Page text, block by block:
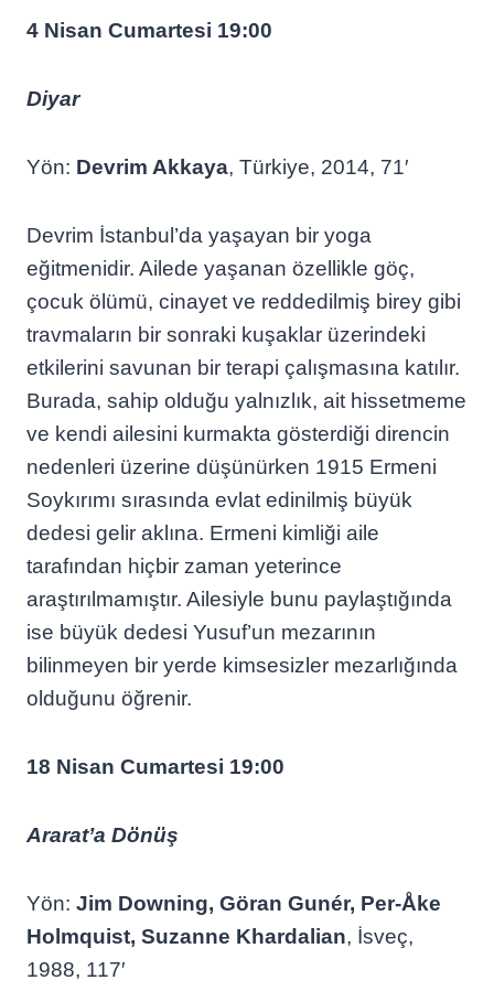
4 Nisan Cumartesi 19:00
Diyar
Yön: Devrim Akkaya, Türkiye, 2014, 71′
Devrim İstanbul’da yaşayan bir yoga
eğitmenidir. Ailede yaşanan özellikle göç,
çocuk ölümü, cinayet ve reddedilmiş birey gibi
travmaların bir sonraki kuşaklar üzerindeki
etkilerini savunan bir terapi çalışmasına katılır.
Burada, sahip olduğu yalnızlık, ait hissetmeme
ve kendi ailesini kurmakta gösterdiği direncin
nedenleri üzerine düşünürken 1915 Ermeni
Soykırımı sırasında evlat edinilmiş büyük
dedesi gelir aklına. Ermeni kimliği aile
tarafından hiçbir zaman yeterince
araştırılmamıştır. Ailesiyle bunu paylaştığında
ise büyük dedesi Yusuf’un mezarının
bilinmeyen bir yerde kimsesizler mezarlığında
olduğunu öğrenir.
18 Nisan Cumartesi 19:00
Ararat’a Dönüş
Yön: Jim Downing, Göran Gunér, Per-Åke
Holmquist, Suzanne Khardalian, İsveç,
1988, 117′